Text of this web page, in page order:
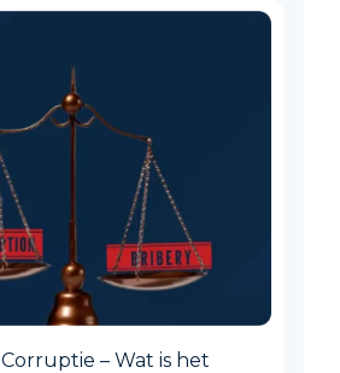
– Wat is het